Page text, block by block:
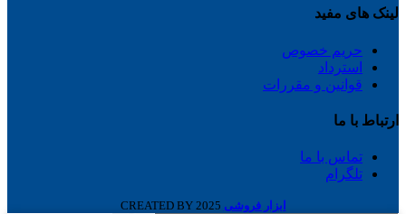
لینک های مفید
حریم خصوص
استرداد
قوانین و مقررات
ارتباط با ما
تماس با ما
تلگرام
ابزار فروشی 2025 CREATED BY